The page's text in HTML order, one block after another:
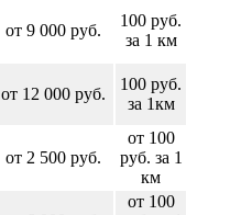
от 9 000 руб.
100 руб.
за 1 км
от 12 000 руб.
100 руб.
за 1км
от 2 500 руб.
от 100
руб. за 1
км
от 100